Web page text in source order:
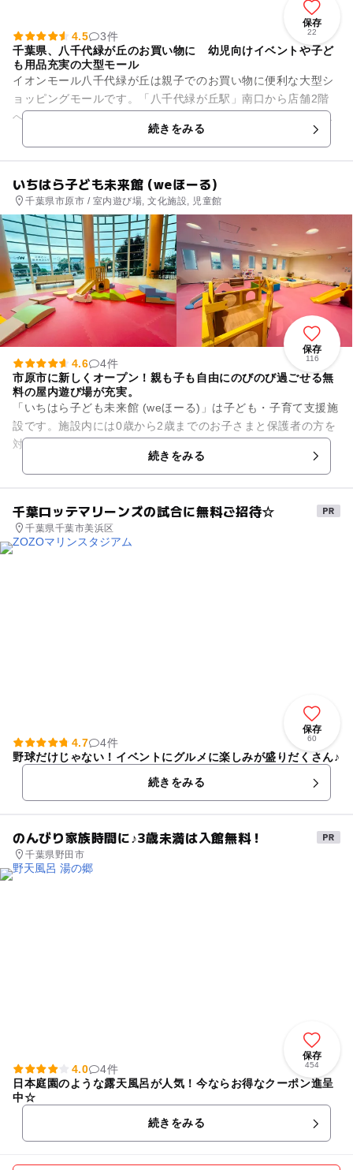
保存
22
4.5
3件
千葉県、八千代緑が丘のお買い物に 幼児向けイベントや子ど
も用品充実の大型モール
イオンモール八千代緑が丘は親子でのお買い物に便利な大型シ
ョッピングモールです。「八千代緑が丘駅」南口から店舗2階
へ直結しているので交通が便利。オムツ替えできるベッドや授
乳室、給湯、ソファーがある...続きをみる
いちはら子ども未来館 (weほーる)
千葉県市原市 / 室内遊び場, 文化施設, 児童館
保存
116
4.6
4件
市原市に新しくオープン！親も子も自由にのびのび過ごせる無
料の屋内遊び場が充実。
「いちはら子ども未来館 (weほーる)」は子ども・子育て支援施
設です。施設内には0歳から2歳までのお子さまと保護者の方を
対象とした「子育てサロン」や、3歳から小学校低学年程度の
続きをみる
千葉ロッテマリーンズの試合に無料ご招待☆
千葉県千葉市美浜区
保存
60
4.7
4件
野球だけじゃない！イベントにグルメに楽しみが盛りだくさん♪
続きをみる
のんびり家族時間に♪3歳未満は入館無料！
千葉県野田市
保存
454
4.0
4件
日本庭園のような露天風呂が人気！今ならお得なクーポン進呈
中☆
続きをみる